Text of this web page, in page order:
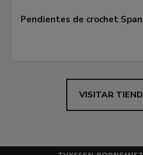
Pendientes de crochet
VISITAR